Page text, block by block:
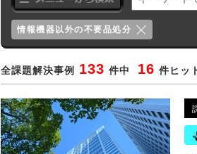
情報機器以外の不要品処分
全課題解決事例 133 件中 16 件ヒッ